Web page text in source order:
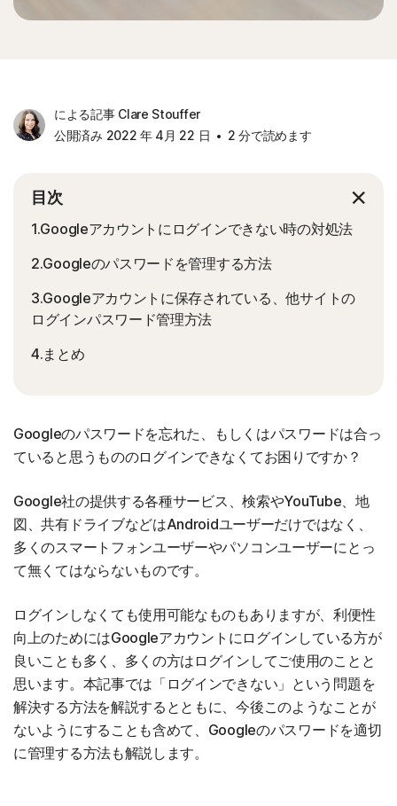
による記事 Clare Stouffer
公開済み 2022 年 4月 22 日
2 分で読めます
目次
1.Googleアカウントにログインできない時の対処法
2.Googleのパスワードを管理する方法
3.Googleアカウントに保存されている、他サイトの
ログインパスワード管理方法
4.まとめ
Googleのパスワードを忘れた、もしくはパスワードは合っ
ていると思うもののログインできなくてお困りですか？
Google社の提供する各種サービス、検索やYouTube、地
図、共有ドライブなどはAndroidユーザーだけではなく、
多くのスマートフォンユーザーやパソコンユーザーにとっ
て無くてはならないものです。
ログインしなくても使用可能なものもありますが、利便性
向上のためにはGoogleアカウントにログインしている方が
良いことも多く、多くの方はログインしてご使用のことと
思います。本記事では「ログインできない」という問題を
解決する方法を解説するとともに、今後このようなことが
ないようにすることも含めて、Googleのパスワードを適切
に管理する方法も解説します。